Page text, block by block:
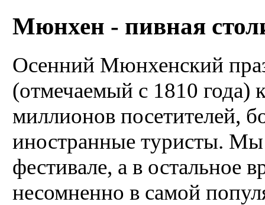
Мюнхен - пивная
Осенний Мюнхенский
(отмечаемый с 1810 года)
миллионов посетителей,
иностранные туристы.
фестивале, а в остальное
несомненно в самой